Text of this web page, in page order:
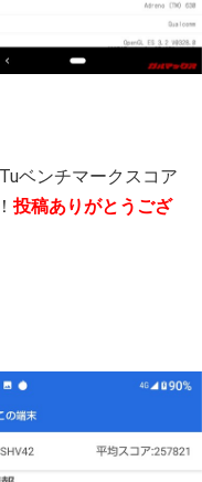
ベンチマークスコア
投稿ありがとうござ